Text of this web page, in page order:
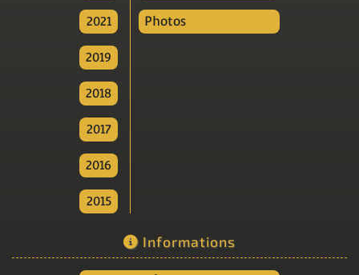
2021
2019
2018
2017
2016
2015
Photos
Informations